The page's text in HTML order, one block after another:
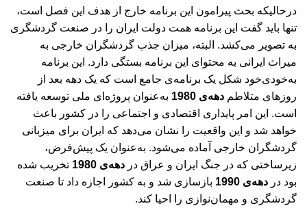
درحالیکه بحث پیرامون این برنامه خارج از هدف این فصل است،
تنها باید گفت این برنامه همت دولت ایران را در صنعت گردشگری
به تصویر می‌کشد. البته، میزان جذب گردشگران خارجی به
میراث ایرانی به محتوای این برنامه بستگی دارد. این برنامه
به‌خودی‌خود شکل یک برنامه‌ی جامع است که یک دهه بعد از
روزهای متلاطم دهه‌ی 1980
به‌عنوان پروژه‌ای ملی توسعه یافته
است. این امر پایداری اقتصادی و اجتماعی را در کشور باعث
خواهد شد و این واقعیت را نشان می‌دهد که ایران برای میزبانی
گردشگران خارجی آماده می‌شود. به‌عنوان یک پیش‌فرض،
زیرساختی که در جنگ ایران و عراق در دهه‌ی 1980
تخریب شده
بود در دهه‌ی 1990
بازسازی شد و به کشور اجازه داد تا صنعت
گردشگری و مهمان‌نوازی را احیا کند.